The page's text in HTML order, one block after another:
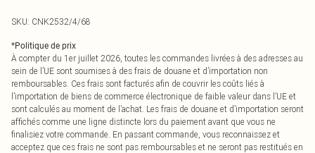
SKU: CNK2532/4/68
*Politique de prix
À compter du 1er juillet 2026, toutes les commandes livrées à des adresses au
sein de l’UE sont soumises à des frais de douane et d’importation non
remboursables. Ces frais sont facturés afin de couvrir les coûts liés à
l’importation de biens de commerce électronique de faible valeur dans l’UE et
sont calculés au moment de l’achat. Les frais de douane et d’importation seront
affichés comme une ligne distincte lors du paiement avant que vous ne
finalisiez votre commande. En passant commande, vous reconnaissez et
acceptez que ces frais ne sont pas remboursables et ne seront pas restitués en